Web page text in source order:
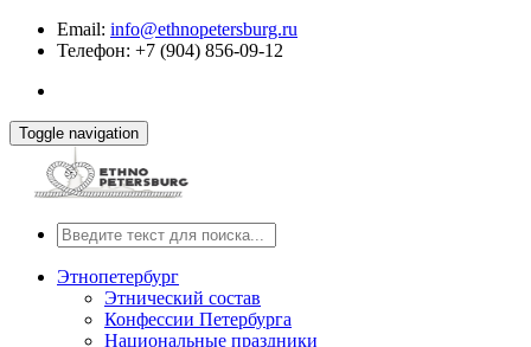
Email: info@ethnopetersburg.ru
Телефон: +7 (904) 856-09-12
Toggle navigation
Этнопетербург
Этнический состав
Конфессии Петербурга
Национальные праздники